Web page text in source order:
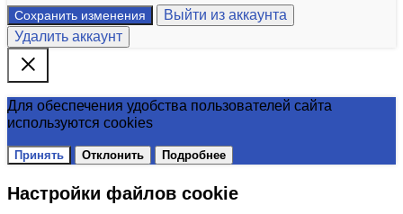
Сохранить изменения
Выйти из аккаунта
Удалить аккаунт
Для обеспечения удобства пользователей сайта
используются cookies
Принять Отклонить Подробнее
Настройки файлов cookie